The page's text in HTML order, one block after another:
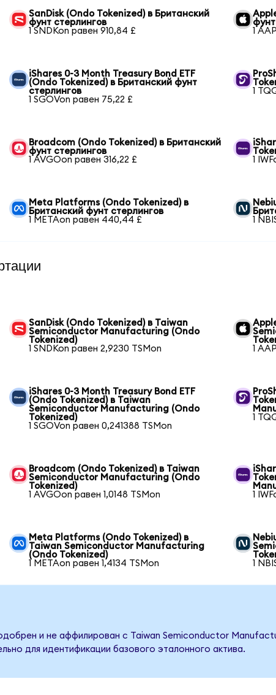
SanDisk (Ondo Tokenized) в Британский
фунт стерлингов
1 SNDKon равен 910,84 £
фунт
1
iShares 0-3 Month Treasury Bond ETF
(Ondo Tokenized) в Британский фунт
стерлингов
1 SGOVon равен 75,22 £
1
Broadcom (Ondo Tokenized) в Британский
фунт стерлингов
1 AVGOon равен 316,22 £
1
Meta Platforms (Ondo Tokenized) в
Британский фунт стерлингов
1 METAon равен 440,44 £
1
SanDisk (Ondo Tokenized) в Taiwan
Semiconductor Manufacturing (Ondo
Tokenized)
1 SNDKon равен 2,9230 TSMon
1
iShares 0-3 Month Treasury Bond ETF
(Ondo Tokenized) в Taiwan
Semiconductor Manufacturing (Ondo
Tokenized)
1 SGOVon равен 0,241388 TSMon
1
Broadcom (Ondo Tokenized) в Taiwan
Semiconductor Manufacturing (Ondo
Tokenized)
1 AVGOon равен 1,0148 TSMon
1
Meta Platforms (Ondo Tokenized) в
Taiwan Semiconductor Manufacturing
(Ondo Tokenized)
1 METAon равен 1,4134 TSMon
1
и не аффилирован с Taiwan Semiconductor
для идентификации базового эталонного актива.